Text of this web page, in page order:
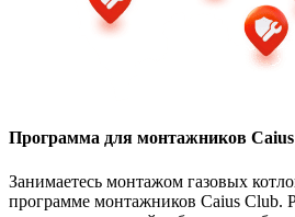
Программа для монтажников
Занимаетесь монтажом газовых
программе монтажников Caius Club.